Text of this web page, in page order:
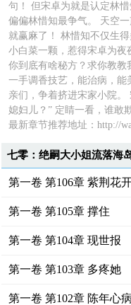
句！ 但宋卓为就是认定林
偏偏林惜知最争气。 天空
就赢麻了！ 林惜知不仅生
小白菜一颗，惹得宋卓为夜
你到底有啥秘方？求你教
一手调香技艺，能治病，
亲们，争着挤进宋家小院
媳妇儿？” 定睛一看，谁敢
最新章节推荐地址：http://
第一卷 第106章 紫荆花
第一卷 第105章 撑住
第一卷 第104章 现世报
第一卷 第103章 多疼她
第一卷 第102章 陈年心病